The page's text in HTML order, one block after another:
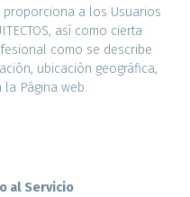
proporciona a los Usuarios
así como cierta
como se describe
ubicación geográfica,
Página web.
al Servicio